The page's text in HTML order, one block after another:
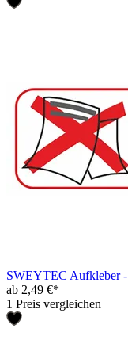
SWEYTEC Aufkleber -
ab 2,49 €*
1 Preis vergleichen